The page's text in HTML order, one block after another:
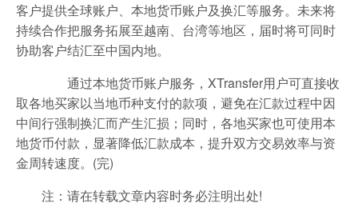
客户提供全球账户、本地货币账户及换汇等服务。未来将
持续合作把服务拓展至越南、台湾等地区，届时将可同时
协助客户结汇至中国内地。
通过本地货币账户服务，XTransfer用户可直接收
取各地买家以当地币种支付的款项，避免在汇款过程中因
中间行强制换汇而产生汇损；同时，各地买家也可使用本
地货币付款，显著降低汇款成本，提升双方交易效率与资
金周转速度。(完)
注：请在转载文章内容时务必注明出处!